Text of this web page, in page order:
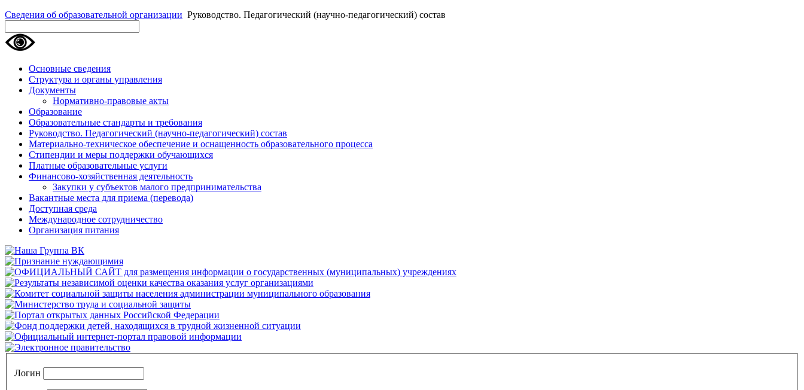
Сведения об образовательной организации Руководство. Педагогический (научно-педагогический) состав
Основные сведения
Структура и органы управления
Документы
Нормативно-правовые акты
Образование
Образовательные стандарты и требования
Руководство. Педагогический (научно-педагогический) состав
Материально-техническое обеспечение и оснащенность образовательного процесса
Стипендии и меры поддержки обучающихся
Платные образовательные услуги
Финансово-хозяйственная деятельность
Закупки у субъектов малого предпринимательства
Вакантные места для приема (перевода)
Доступная среда
Международное сотрудничество
Организация питания
Логин